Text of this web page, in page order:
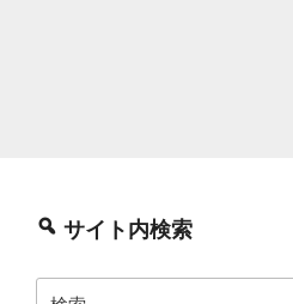
サイト内検索